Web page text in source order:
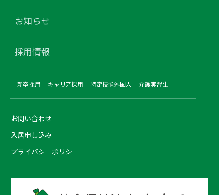
お知らせ
採用情報
新卒採用 キャリア採用 特定技能外国人 介護実習生
お問い合わせ
入居申し込み
プライバシーポリシー